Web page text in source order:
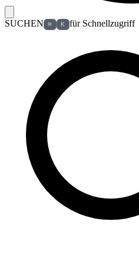
SUCHEN ⌘ K für Schnellzugriff